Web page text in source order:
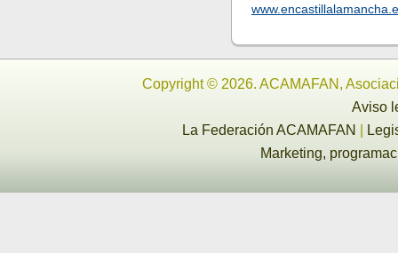
Copyright © 2026. ACAMAFAN,
Aviso
La Federación ACAMAFAN
Marketing,